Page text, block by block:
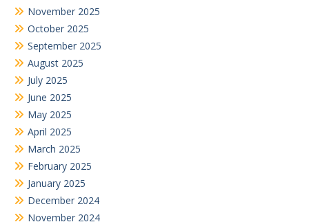
November 2025
October 2025
September 2025
August 2025
July 2025
June 2025
May 2025
April 2025
March 2025
February 2025
January 2025
December 2024
November 2024